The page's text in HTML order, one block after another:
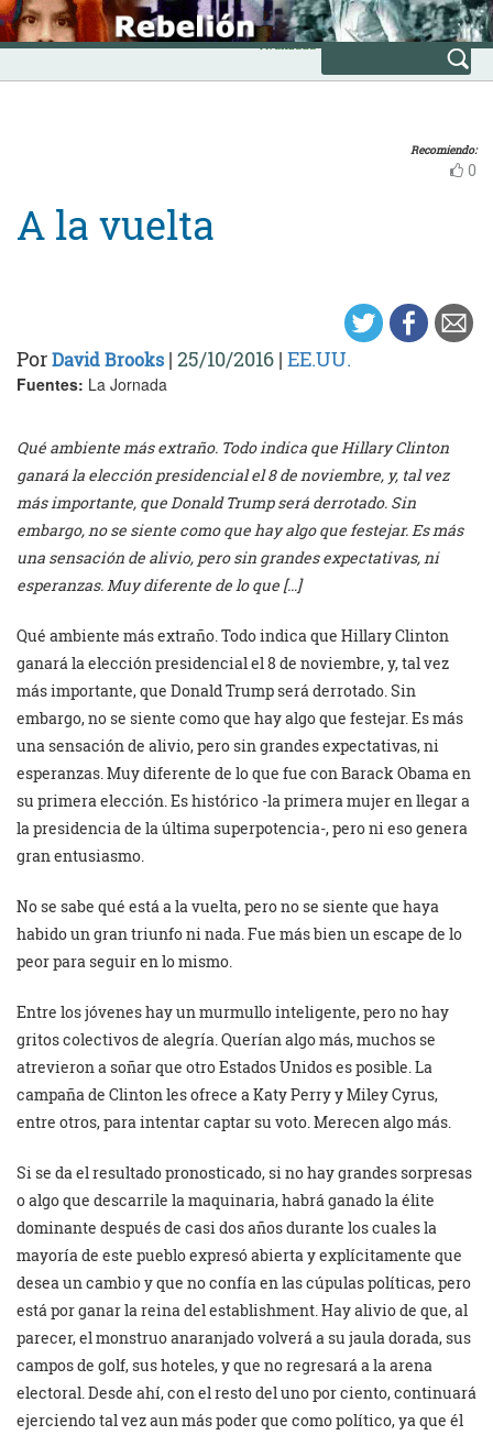
Skip
to
content
INICIO
Avanzada
Recomiendo:
0
A la vuelta
PorDavid Brooks | 25/10/2016 | EE.UU.
Fuentes: La Jornada
Qué ambiente más extraño. Todo indica que Hillary Clinton
ganará la elección presidencial el 8 de noviembre, y, tal vez
más importante, que Donald Trump será derrotado. Sin
embargo, no se siente como que hay algo que festejar. Es más
una sensación de alivio, pero sin grandes expectativas, ni
esperanzas. Muy diferente de lo que […]
Qué ambiente más extraño. Todo indica que Hillary Clinton
ganará la elección presidencial el 8 de noviembre, y, tal vez
más importante, que Donald Trump será derrotado. Sin
embargo, no se siente como que hay algo que festejar. Es más
una sensación de alivio, pero sin grandes expectativas, ni
esperanzas. Muy diferente de lo que fue con Barack Obama en
su primera elección. Es histórico -la primera mujer en llegar a
la presidencia de la última superpotencia-, pero ni eso genera
gran entusiasmo.
No se sabe qué está a la vuelta, pero no se siente que haya
habido un gran triunfo ni nada. Fue más bien un escape de lo
peor para seguir en lo mismo.
Entre los jóvenes hay un murmullo inteligente, pero no hay
gritos colectivos de alegría. Querían algo más, muchos se
atrevieron a soñar que otro Estados Unidos es posible. La
campaña de Clinton les ofrece a Katy Perry y Miley Cyrus,
entre otros, para intentar captar su voto. Merecen algo más.
Si se da el resultado pronosticado, si no hay grandes sorpresas
o algo que descarrile la maquinaria, habrá ganado la élite
dominante después de casi dos años durante los cuales la
mayoría de este pueblo expresó abierta y explícitamente que
desea un cambio y que no confía en las cúpulas políticas, pero
está por ganar la reina del establishment. Hay alivio de que, al
parecer, el monstruo anaranjado volverá a su jaula dorada, sus
campos de golf, sus hoteles, y que no regresará a la arena
electoral. Desde ahí, con el resto del uno por ciento, continuará
ejerciendo tal vez aun más poder que como político, ya que él